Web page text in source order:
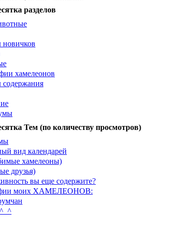
разделов
хамелеонов
Тем (по количеству просмотров)
вид календарей
хамелеоны)
друзья)
вы еще содержите?
моих ХАМЕЛЕОНОВ: